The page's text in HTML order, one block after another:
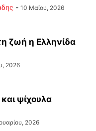
- 10 Μαΐου, 2026
ζωή η Ελληνίδα
2026
ψίχουλα
2026